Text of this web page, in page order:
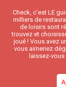
Check, c’est LE
milliers de
de loisirs sont
trouvez et
joué ! Vous avez
vous aimeriez
laissez-